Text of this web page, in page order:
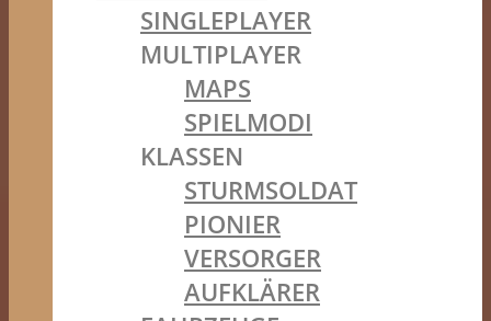
SINGLEPLAYER
MULTIPLAYER
MAPS
SPIELMODI
KLASSEN
STURMSOLDAT
PIONIER
VERSORGER
AUFKLÄRER